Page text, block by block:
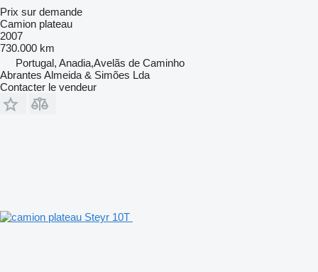
Prix sur demande
Camion plateau
2007
730.000 km
Portugal, Anadia,Avelãs de Caminho
Abrantes Almeida & Simões Lda
Contacter le vendeur